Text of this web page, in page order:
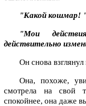
"Какой кошмар!
"Мои
действительно
Он снова
Она, похоже,
смотрела на свой
спокойнее, она даже